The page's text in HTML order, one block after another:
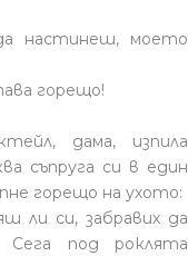
настинеш, моето
горещо!
дама, изпила
съпруга си в един
горещо на ухото:
ли си, забравих да
Сега под роклята